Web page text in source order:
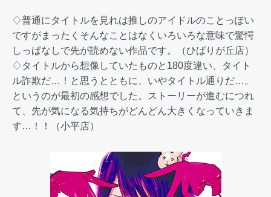
♢普通にタイトルを見れは推しのアイドルのことっぽい
ですがまったくそんなことはなくいろいろな意味で驚愕
しっぱなしで先が読めない作品です。（ひばりが丘店）
♢タイトルから想像していたものと180度違い、タイト
ル詐欺だ…！と思うとともに、いやタイトル通りだ…。
というのが最初の感想でした。ストーリーが進むにつれ
て、先が気になる気持ちがどんどん大きくなっていきま
す…！！（小平店）